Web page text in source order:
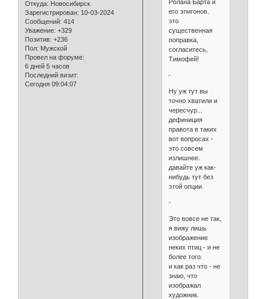
Откуда: Новосибирск
Зарегистрирован: 10-03-2024
Сообщений: 414
Уважение: +329
Позитив: +236
Пол: Мужской
Провел на форуме:
6 дней 5 часов
Последний визит:
Сегодня 09:04:07
Ролана Барта и
его эпигонов.
это
существенная
поправка,
согласитесь,
Тимофей!
-
Ну уж тут вы
точно хватили и
чересчур...
дефиниция
правота в таких
вот вопросах -
это совсем
излишнее.
давайте уж как-
нибудь тут без
этой опции.
-
Это вовсе не так,
я вижу лишь
изображение
неких птиц - и не
более того.
и как раз что - не
знаю, что
изображал
художник.